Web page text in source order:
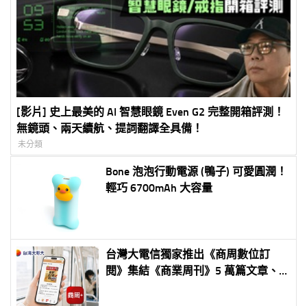
[影片] 史上最美的 AI 智慧眼鏡 Even G2 完整開箱評測！
無鏡頭、兩天續航、提詞翻譯全具備！
未分類
Bone 泡泡行動電源 (鴨子) 可愛圓潤！
輕巧 6700mAh 大容量
台灣大電信獨家推出《商周數位訂
閱》集結《商業周刊》5 萬篇文章、